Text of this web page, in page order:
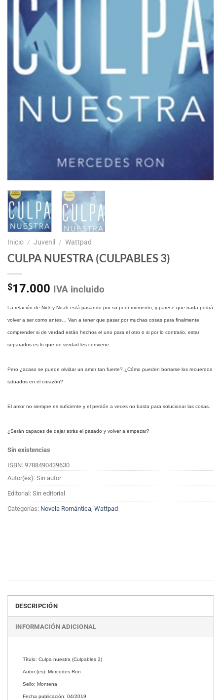
Inicio / Juvenil / Wattpad
CULPA NUESTRA (CULPABLES 3)
$17.000 IVA incluido
La relación de Nick y Noah está pasando por su peor momento, y parece que nada podrá
volver a ser como antes… Van a tener que pasar por muchas cosas para finalmente
comprender si de verdad están hechos el uno para el otro o si por lo contrario, estar
separados es lo que de verdad les conviene.
Pero ¿acaso se puede olvidar un amor tan fuerte? ¿Cómo pueden borrarse los recuerdos
tatuados en el corazón?
El amor no siempre es suficiente y el perdón a veces no basta para solucionar las cosas.
¿Serán capaces de dejar atrás el pasado y volver a empezar?
Sin existencias
ISBN: 9788490439630
Autor(es): Sin autor
Editorial: Sin editorial
Categorías: Novela Romántica, Wattpad
DESCRIPCIÓN
INFORMACIÓN ADICIONAL
Título: Culpa nuestra (Culpables 3)
Autor (es): Mercedes Ron
Sello: Montena
Fecha publicación: 04/2019